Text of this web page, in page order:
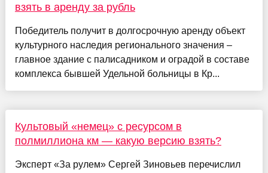
взять в аренду за рубль
Победитель получит в долгосрочную аренду объект
культурного наследия регионального значения –
главное здание с палисадником и оградой в составе
комплекса бывшей Удельной больницы в Кр...
Культовый «немец» с ресурсом в
полмиллиона км — какую версию взять?
Эксперт «За рулем» Сергей Зиновьев перечислил